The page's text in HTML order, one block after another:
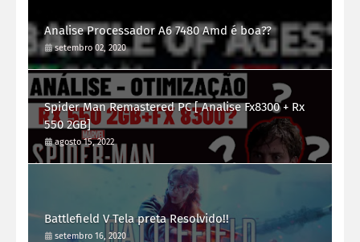
Analise Processador A6 7480 Amd é boa??
setembro 02, 2020
Spider Man Remastered PC [ Analise Fx8300 + Rx
550 2GB]
agosto 15, 2022
Battlefield V Tela preta Resolvido!!
setembro 16, 2020